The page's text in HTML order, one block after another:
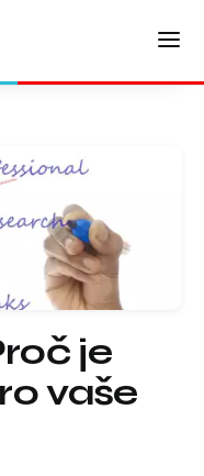
je
vaše